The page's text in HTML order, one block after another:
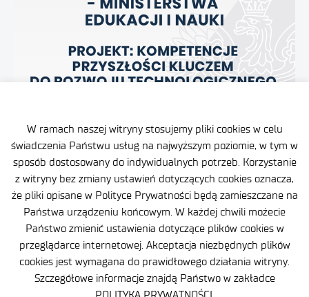
W ramach naszej witryny stosujemy pliki cookies w celu
świadczenia Państwu usług na najwyższym poziomie, w tym w
sposób dostosowany do indywidualnych potrzeb. Korzystanie
z witryny bez zmiany ustawień dotyczących cookies oznacza,
że pliki opisane w Polityce Prywatności będą zamieszczane na
Państwa urządzeniu końcowym. W każdej chwili możecie
Państwo zmienić ustawienia dotyczące plików cookies w
przeglądarce internetowej. Akceptacja niezbędnych plików
cookies jest wymagana do prawidłowego działania witryny.
Szczegółowe informacje znajdą Państwo w zakładce